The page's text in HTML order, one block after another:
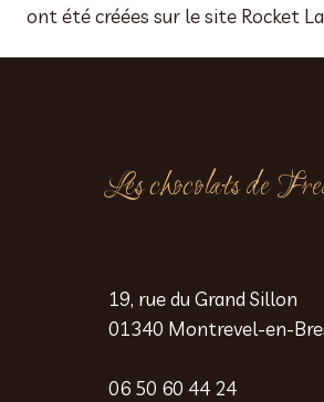
ont été créées sur le site Rocket
Les chocolats de
19, rue du Grand Sillon
01340 Montrevel-en-
06 50 60 44 24